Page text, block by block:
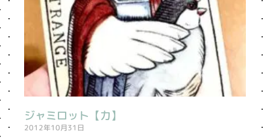
ジャミロット【力】
2012年10月31日
ー
ジ
ー
ジ
ー
ジ
ー
ジ